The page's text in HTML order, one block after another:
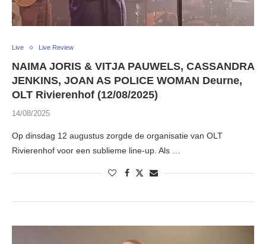
Live Live Review
NAIMA JORIS & VITJA PAUWELS, CASSANDRA
JENKINS, JOAN AS POLICE WOMAN Deurne,
OLT Rivierenhof (12/08/2025)
14/08/2025
Op dinsdag 12 augustus zorgde de organisatie van OLT
Rivierenhof voor een sublieme line-up. Als …